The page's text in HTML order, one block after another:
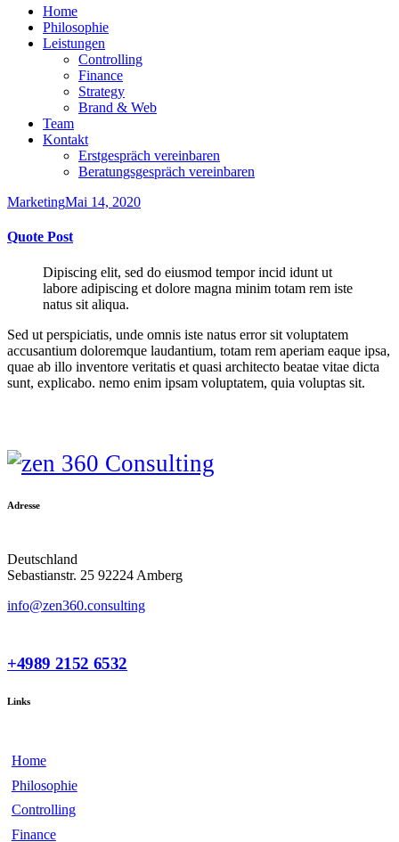
Home
Philosophie
Leistungen
Controlling
Finance
Strategy
Brand & Web
Team
Kontakt
Erstgespräch vereinbaren
Beratungsgespräch vereinbaren
MarketingMai 14, 2020
Quote Post
Dipiscing elit, sed do eiusmod tempor incid idunt ut
labore adipiscing et dolore magna minim totam rem iste
natus sit aliqua.
Sed ut perspiciatis, unde omnis iste natus error sit voluptatem
accusantium doloremque laudantium, totam rem aperiam eaque ipsa,
quae ab illo inventore veritatis et quasi architecto beatae vitae dicta
sunt, explicabo. nemo enim ipsam voluptatem, quia voluptas sit.
Adresse
Deutschland
Sebastianstr. 25 92224 Amberg
info@zen360.consulting
+4989 2152 6532
Links
Home
Philosophie
Controlling
Finance